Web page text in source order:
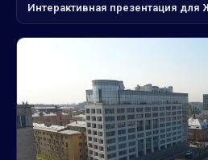
Интерактивная презентация для